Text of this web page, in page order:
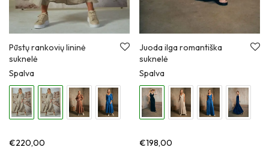
Pūstų rankovių lininė
suknelė
Spalva
€220,00
Juoda ilga romantiška
suknelė
Spalva
€198,00